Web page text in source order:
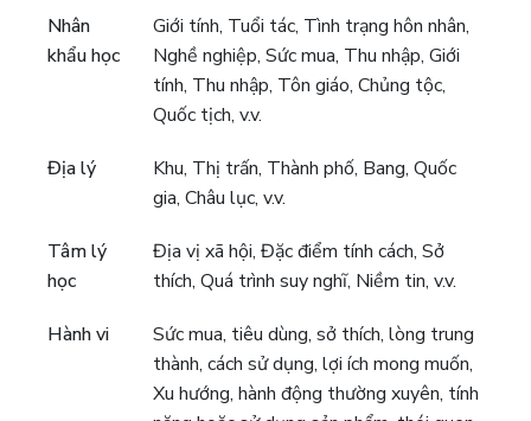
Nhân
khẩu học
Giới tính, Tuổi tác, Tình trạng hôn nhân,
Nghề nghiệp, Sức mua, Thu nhập, Giới
tính, Thu nhập, Tôn giáo, Chủng tộc,
Quốc tịch, v.v.
Địa lý
Khu, Thị trấn, Thành phố, Bang, Quốc
gia, Châu lục, v.v.
Tâm lý
học
Địa vị xã hội, Đặc điểm tính cách, Sở
thích, Quá trình suy nghĩ, Niềm tin, v.v.
Hành vi
Sức mua, tiêu dùng, sở thích, lòng trung
thành, cách sử dụng, lợi ích mong muốn,
Xu hướng, hành động thường xuyên, tính